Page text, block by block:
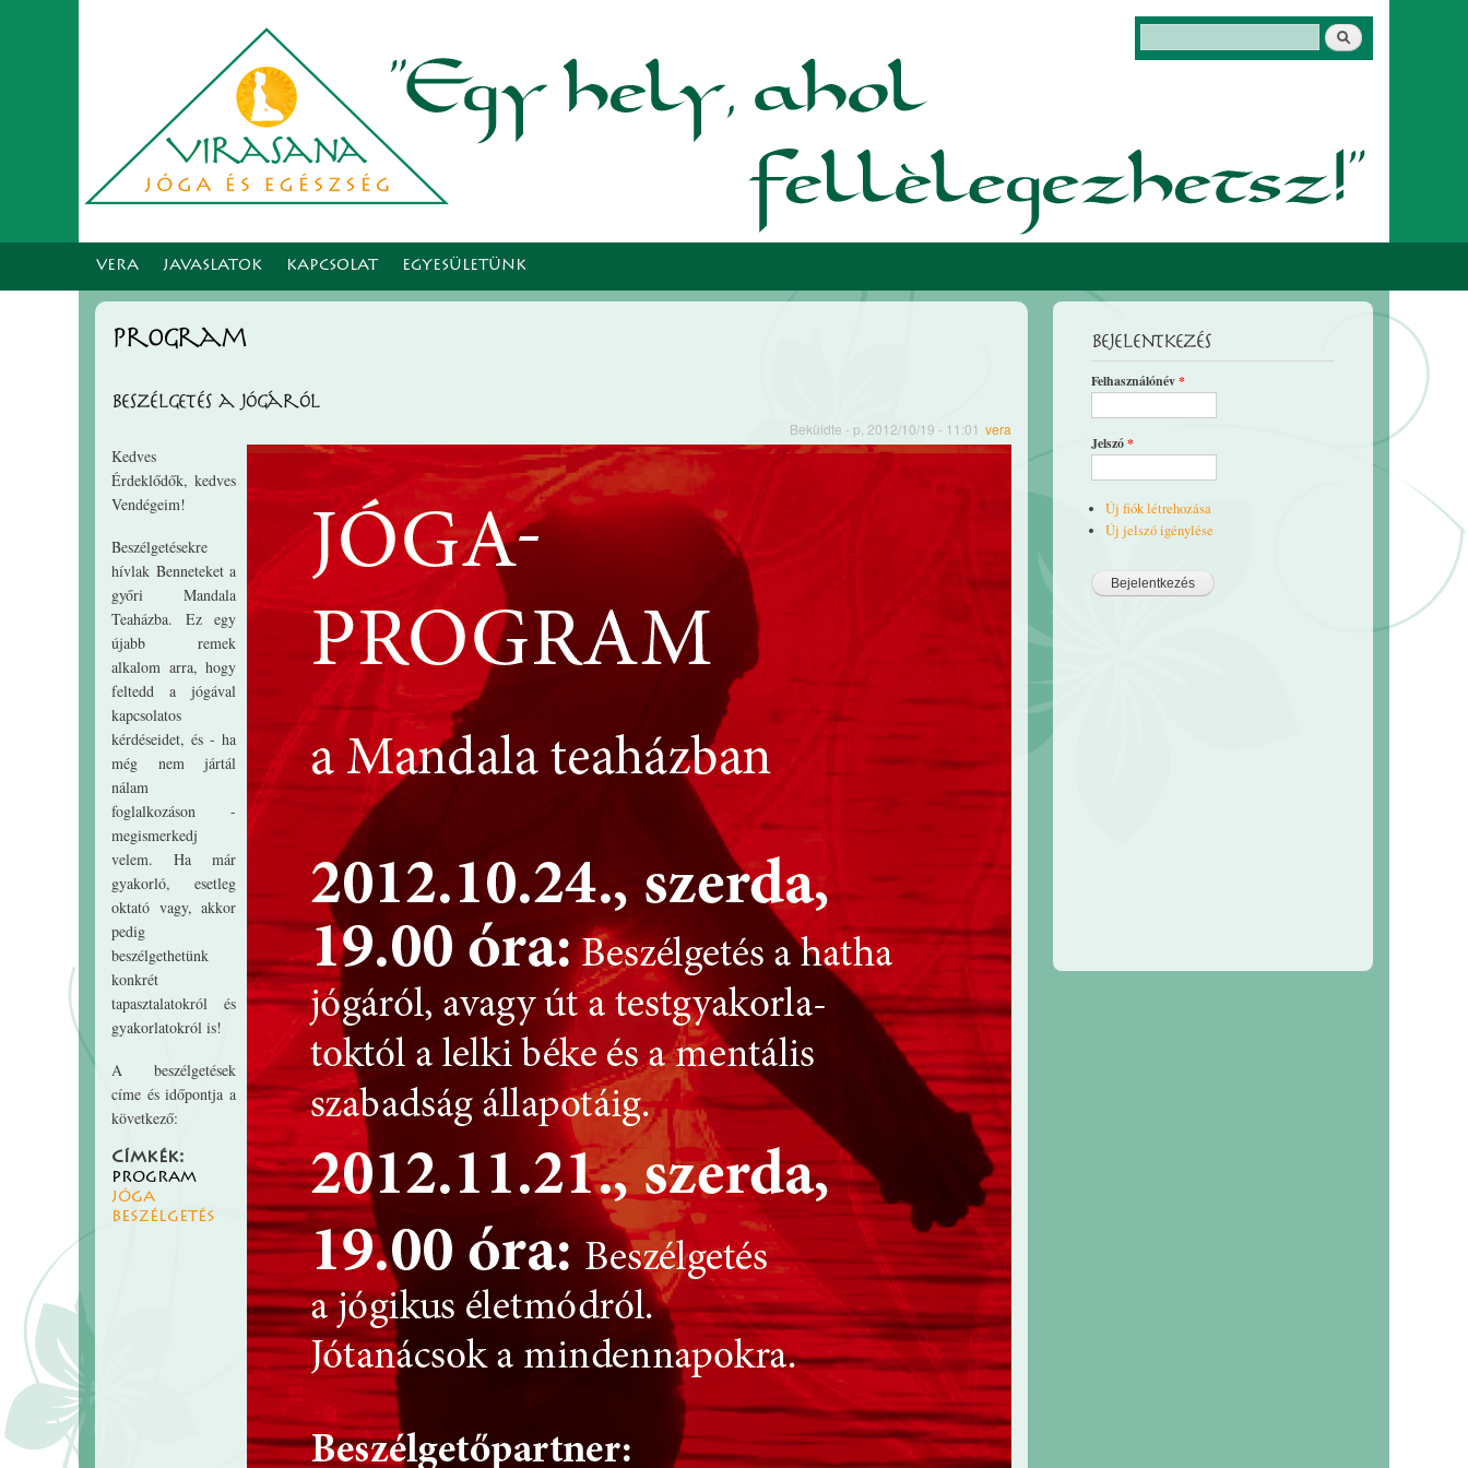
Keresés
VERA JAVASLATOK KAPCSOLAT EGYESÜLETÜNK
program
Beszélgetés a jógáról
Beküldte vera
- p, 2012/10/19 - 11:01
Kedves
Érdeklődők, kedves
Vendégeim!
Beszélgetésekre
hívlak Benneteket a
győri Mandala
Teaházba. Ez egy
újabb remek
alkalom arra, hogy
feltedd a jógával
kapcsolatos
kérdéseidet, és - ha
még nem jártál
nálam
foglalkozáson -
megismerkedj
velem. Ha már
gyakorló, esetleg
oktató vagy, akkor
pedig
beszélgethetünk
konkrét
tapasztalatokról és
gyakorlatokról is!
A beszélgetések
címe és időpontja a
következő:
Címkék:
program
jóga
beszélgetés
Bejelentkezés
Felhasználónév*
Jelszó*
Új fiók létrehozása
Új jelszó igénylése